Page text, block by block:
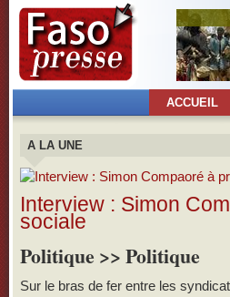
ACCUEIL
A LA UNE
Interview : Simon
sociale
Politique >> Politique
Sur le bras de fer entre les